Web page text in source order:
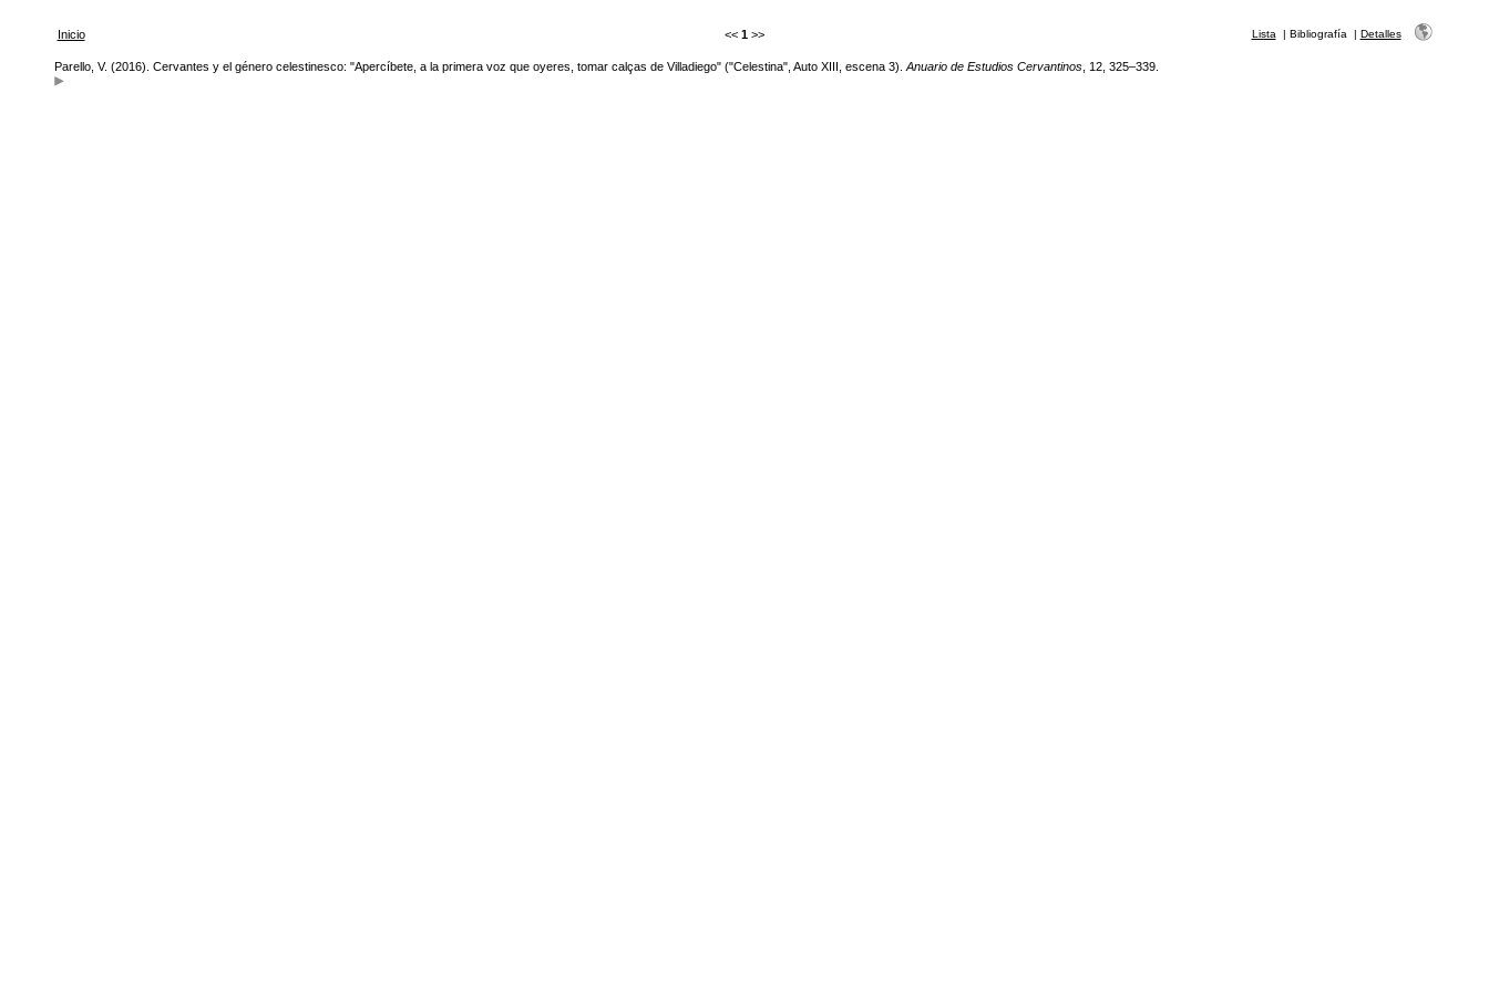
Inicio << 1 >> Lista | Bibliografía | Detalles
Parello, V. (2016). Cervantes y el género celestinesco: "Apercíbete, a la primera voz que oyeres, tomar calças de Villadiego" ("Celestina", Auto XIII, escena 3). Anuario de Estudios Cervantinos, 12, 325–339.